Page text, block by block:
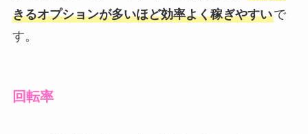
きるオプションが多いほど効率よく稼ぎやすいで
す。
回転率